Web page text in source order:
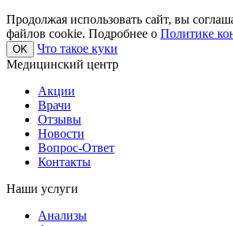
Продолжая использовать сайт, вы
файлов cookie. Подробнее о Политике
OK
Что такое куки
Медицинский центр
Акции
Врачи
Отзывы
Новости
Вопрос-Ответ
Контакты
Наши услуги
Анализы